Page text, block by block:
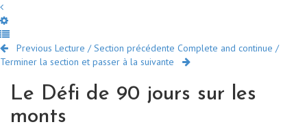
Previous Lecture / Section précédente Complete and continue /
Terminer la section et passer à la suivante
Le Défi de 90 jours sur les
monts